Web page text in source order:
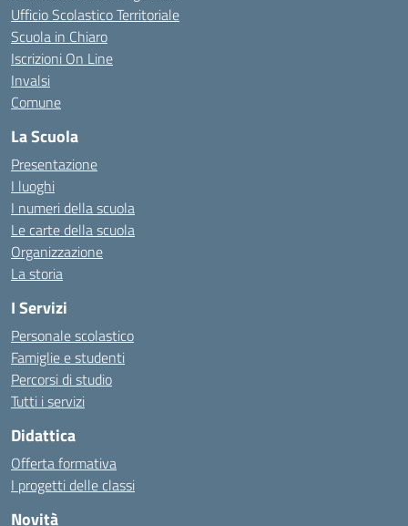
Ufficio Scolastico Territoriale
Scuola in Chiaro
Iscrizioni On Line
Invalsi
Comune
La Scuola
Presentazione
I luoghi
I numeri della scuola
Le carte della scuola
Organizzazione
La storia
I Servizi
Personale scolastico
Famiglie e studenti
Percorsi di studio
Tutti i servizi
Didattica
Offerta formativa
I progetti delle classi
Novità